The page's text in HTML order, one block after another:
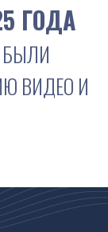
ГОДА
БЫЛИ
ВИДЕО И